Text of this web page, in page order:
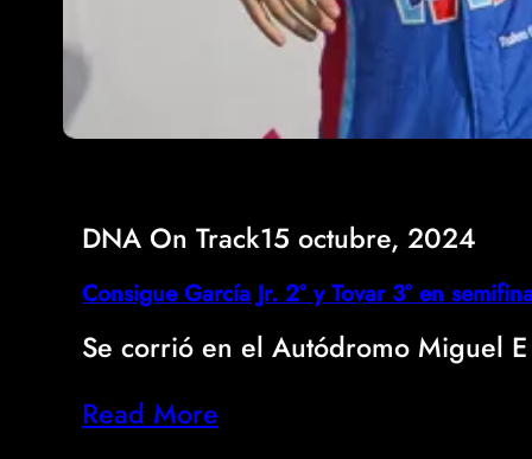
DNA On Track15 octubre, 2024
Consigue García Jr. 2° y Tovar 3° en
Se corrió en el Autódromo Miguel
Read More